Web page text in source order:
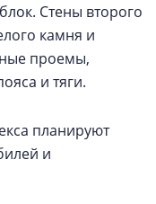
Стены второго
камня и
проемы,
и тяги.
планируют
и